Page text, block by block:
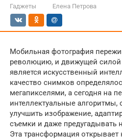
Гаджеты
Елена Петрова
Мобильная фотография
революцию, и движущей силой
является искусственный
качество снимков
мегапикселями, а сегодня на
интеллектуальные алгоритмы,
улучшить изображение,
съемки и даже предугадывать
Эта трансформация